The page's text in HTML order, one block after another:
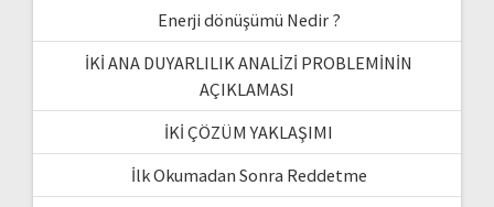
Enerji dönüşümü Nedir ?
İKİ ANA DUYARLILIK ANALİZİ PROBLEMİNİN
AÇIKLAMASI
İKİ ÇÖZÜM YAKLAŞIMI
İlk Okumadan Sonra Reddetme